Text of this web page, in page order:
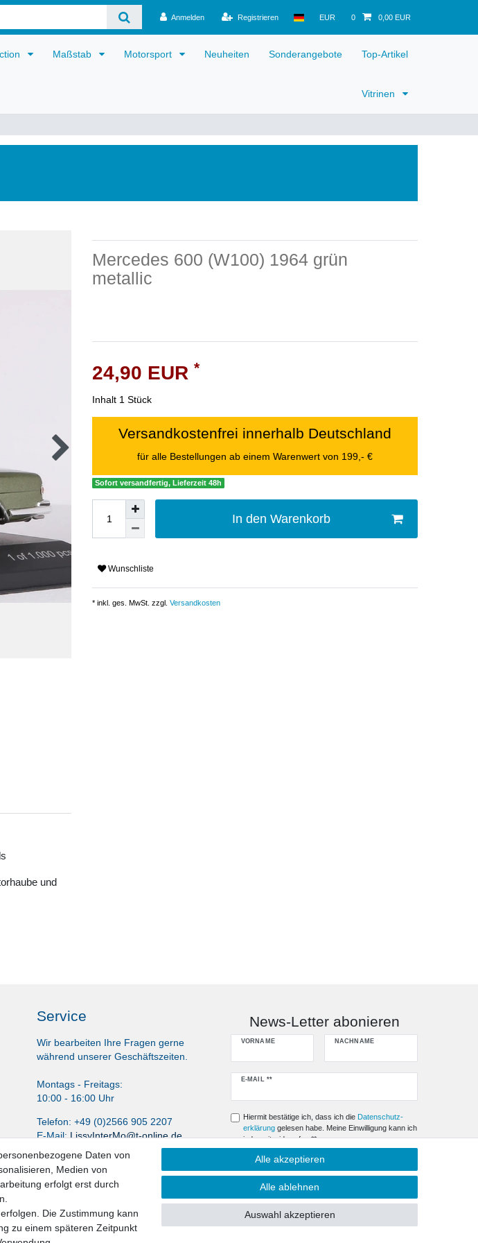
Anmelden Registrieren EUR 0 0,00 EUR
Maßstab Motorsport Neuheiten Sonderangebote Top-Artikel
Vitrinen
und
Mercedes 600 (W100) 1964 grün
metallic
24,90 EUR *
Inhalt 1 Stück
Versandkostenfrei innerhalb Deutschland
für alle Bestellungen ab einem Warenwert von 199,- €
Sofort versandfertig, Lieferzeit 48h
In den Warenkorb
Wunschliste
* inkl. ges. MwSt. zzgl. Versandkosten
Service
Wir bearbeiten Ihre Fragen gerne
während unserer Geschäftszeiten.
Montags - Freitags:
10:00 - 16:00 Uhr
Telefon: +49 (0)2566 905 2207
E-Mail: LissyInterMo@t-online.de
News-Letter abonieren
VORNAME NACHNAME
E-MAIL **
Newsletter
Hiermit bestätige ich, dass ich die Daten­schutz­
erklärunggelesen habe. Meine Einwilligung kann ich
jederzeit widerrufen.**
Abonnieren
Daten von
Medien von
erfolgt erst durch
Die Zustimmung kann
zu einem späteren Zeitpunkt
Alle akzeptieren
Alle ablehnen
Auswahl akzeptieren